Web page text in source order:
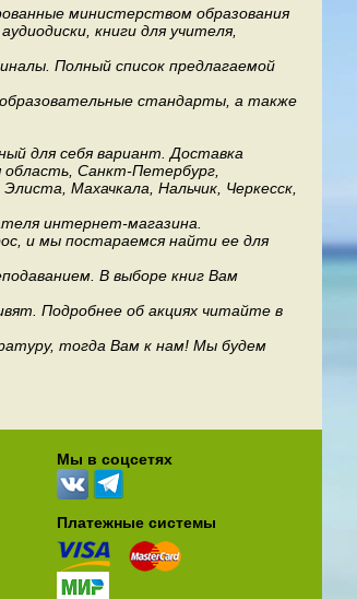
министерством образования
книги для учителя,
Полный список предлагаемой
стандарты, а также
для себя вариант. Доставка
область, Санкт-Петербург,
Махачкала, Нальчик, Черкесск,
интернет-магазина.
и мы постараемся найти ее для
В выборе книг Вам
Подробнее об акциях читайте в
тогда Вам к нам! Мы будем
Мы в соцсетях
Платежные системы